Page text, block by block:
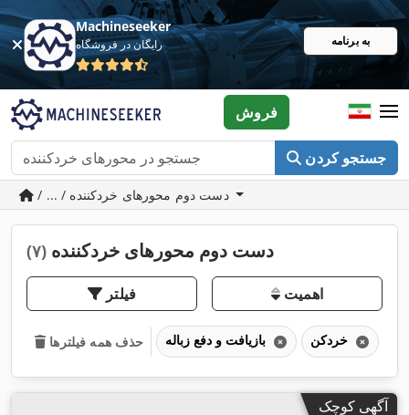
Machineseeker
رایگان در فروشگاه به برنامه
جستجو کردن
فروش
/ ... / دست دوم محورهای خردکننده
دست دوم محورهای خردکننده (۷)
فیلتر اهمیت
حذف همه فیلترها
آگهی کوچک